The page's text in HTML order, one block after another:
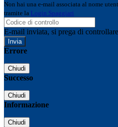
Non hai una e-mail associata al nome
tramite la Login Spaggiari
E-mail inviata, si prega di
Errore
Chiudi
Successo
Chiudi
Informazione
Chiudi